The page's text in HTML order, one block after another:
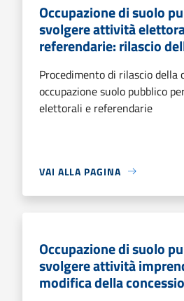
Occupazione di suolo
svolgere attività
referendarie: rilascio
Procedimento di rilascio della
occupazione suolo pubblico
elettorali e referendarie
VAI ALLA PAGINA
Occupazione di suolo
svolgere attività
modifica della